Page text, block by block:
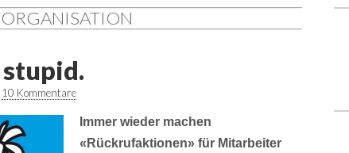
stupid.
10 Kommentare
Immer wieder machen
«Rückrufaktionen» für Mitarbeiter